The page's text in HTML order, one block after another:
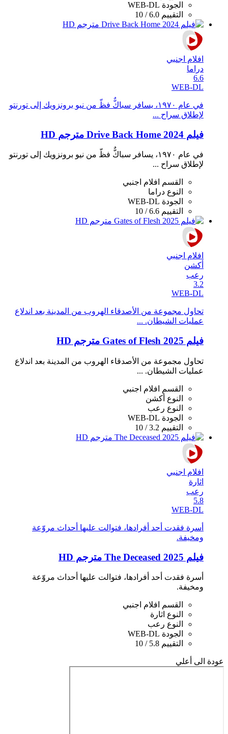
الجودة WEB-DL
التقييم 6.0 / 10
افلام اجنبي
دراما
6.6
WEB-DL
في عام ١٩٧٠، يسافر سباكٌّ فظّ من نيو برونزويك إلى تورنتو
لإطلاق سراح ...
فيلم Drive Back Home 2024 مترجم HD
في عام ١٩٧٠، يسافر سباكٌّ فظّ من نيو برونزويك إلى تورنتو
لإطلاق سراح ...
القسم افلام اجنبي
النوع دراما
الجودة WEB-DL
التقييم 6.6 / 10
افلام اجنبي
أكشن
رعب
3.2
WEB-DL
تحاول مجموعة من الأصدقاء الهروب من المدينة بعد اندلاع
عمليات الشيطان. ...
فيلم Gates of Flesh 2025 مترجم HD
تحاول مجموعة من الأصدقاء الهروب من المدينة بعد اندلاع
عمليات الشيطان. ...
القسم
افلام اجنبي
النوع أكشن
النوع رعب
الجودة WEB-DL
التقييم 3.2 / 10
افلام اجنبي
اثارة
رعب
5.8
WEB-DL
أسرة فقدت أحد أفرادها، فتوالت عليها أحداث مروّعة
ومخيفة.
فيلم The Deceased 2025 مترجم HD
أسرة فقدت أحد أفرادها، فتوالت عليها أحداث مروّعة
ومخيفة.
القسم
افلام اجنبي
النوع اثارة
النوع رعب
الجودة WEB-DL
التقييم 5.8 / 10
عودة الى أعلي